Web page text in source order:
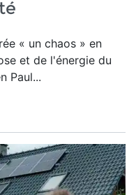
« un chaos » en
et de l'énergie du
Paul...